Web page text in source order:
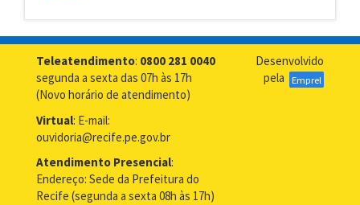
Teleatendimento: 0800 281 0040
segunda a sexta das 07h às 17h
(Novo horário de atendimento)
Virtual: E-mail:
ouvidoria@recife.pe.gov.br
Atendimento Presencial:
Endereço: Sede da Prefeitura do
Recife (segunda a sexta 08h às 17h)
Desenvolvido
pela
Emprel